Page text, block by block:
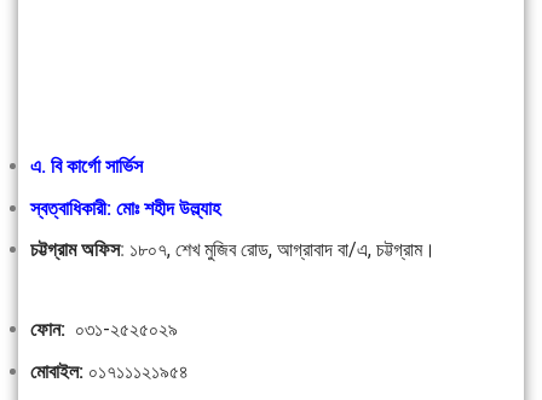
এ. বি কার্গো সার্ভিস
স্বত্বাধিকারী: মোঃ শহীদ উল্ল্যাহ
চট্টগ্রাম অফিস: ১৮০৭, শেখ মুজিব রোড, আগ্রাবাদ বা/এ, চট্টগ্রাম।
ফোন: ০৩১-২৫২৫০২৯
মোবাইল: ০১৭১১১২১৯৫৪